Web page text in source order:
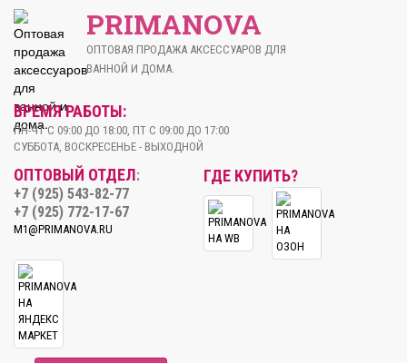
PRIMANOVA
ОПТОВАЯ ПРОДАЖА АКСЕССУАРОВ ДЛЯ
ВАННОЙ И ДОМА.
ВРЕМЯ РАБОТЫ:
ПН-ЧТ С 09:00 ДО 18:00, ПТ С 09:00 ДО 17:00
СУББОТА, ВОСКРЕСЕНЬЕ - ВЫХОДНОЙ
ОПТОВЫЙ ОТДЕЛ:
+7 (925) 543-82-77
+7 (925) 772-17-67
M1@PRIMANOVA.RU
ГДЕ КУПИТЬ?